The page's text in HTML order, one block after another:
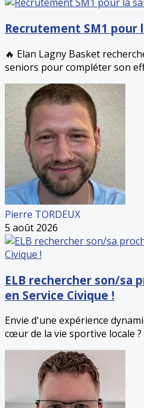
Recrutement SM1 pour
🔥 Elan Lagny Basket
seniors pour compléter son
Pierre TORDEUX
5 août 2026
ELB rechercher son/sa
en Service Civique !
Envie d'une expérience
cœur de la vie sportive locale ?